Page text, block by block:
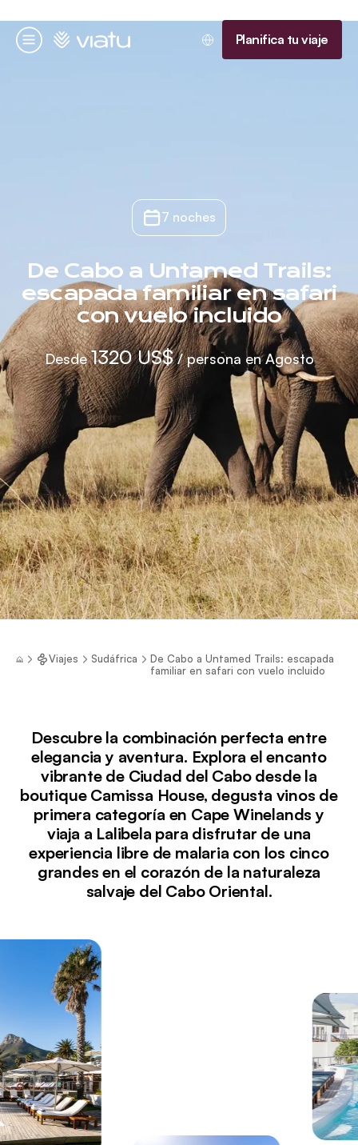
Menú
Página de inicio Planifica tu viaje
7 noches
De Cabo a Untamed Trails:
escapada familiar en safari
con vuelo incluido
Desde1320 US$/ persona en Agosto
Viajes Sudáfrica
De Cabo a Untamed Trails: escapada
familiar en safari con vuelo incluido
Descubre la combinación perfecta entre
elegancia y aventura. Explora el encanto
vibrante de Ciudad del Cabo desde la
boutique Camissa House, degusta vinos de
primera categoría en Cape Winelands y
viaja a Lalibela para disfrutar de una
experiencia libre de malaria con los cinco
grandes en el corazón de la naturaleza
salvaje del Cabo Oriental.